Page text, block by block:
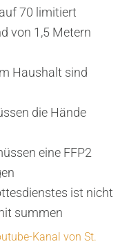
70 limitiert
von 1,5 Metern
Haushalt sind
die Hände
eine FFP2
ist nicht
summen
Kanal von St.